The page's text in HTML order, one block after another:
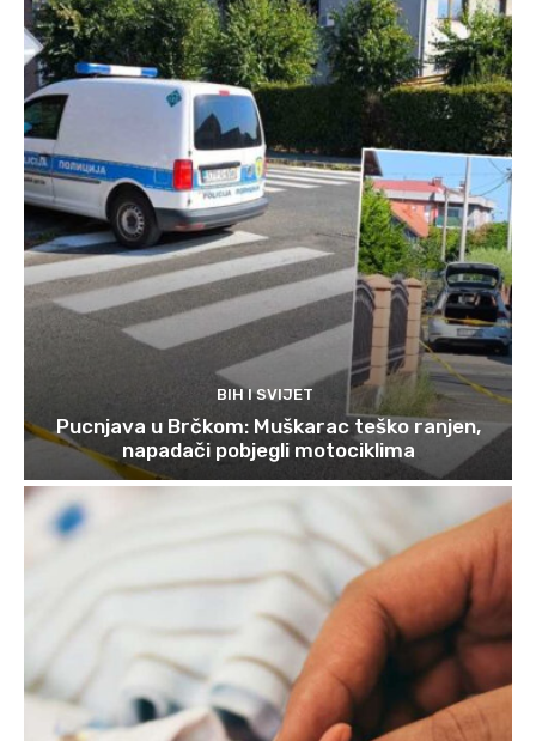
BIH I SVIJET
Pucnjava u Brčkom: Muškarac teško ranjen,
napadači pobjegli motociklima